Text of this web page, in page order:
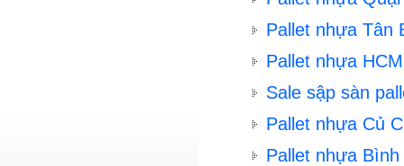
Pallet nhựa Tân
Pallet nhựa HCM
Sale sập sàn
Pallet nhựa Củ
Pallet nhựa